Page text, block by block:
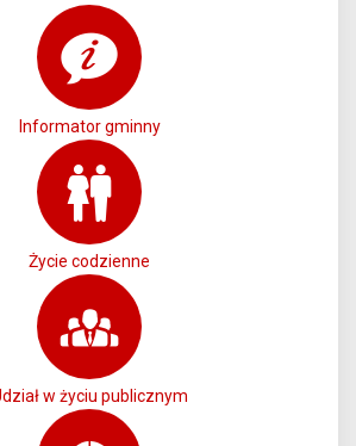
Informator gminny
Życie codzienne
w życiu publicznym